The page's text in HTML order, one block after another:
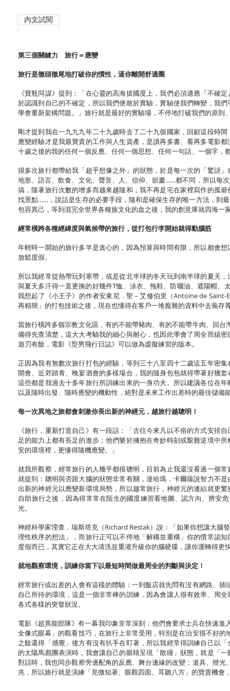
內文試閱
第三個關鍵力 旅行＝應變
旅行是徹頭徹尾地打破你的慣性，逼你離開舒適圈
《寶瓶同謀》提到：「在心靈的高海拔國度上，我們必須適應『不確
於認識到自己的不確定，所以我們便敢於實驗，實驗使我們轉變，我
學會重新架構問題。」旅行就是最好的實驗場，不停地打破我們的原
剛才提到我在一九九九年二十九歲時去了二十九個國家，回顧這段時
應變經驗才是我最寶貴的工作與人生資產，是讀再多書、看再多電影
十歲之後的我的任何一個反應、任何一個思想、任何一句話、一個字，
很多次旅行都帶給我「超乎想像之外」的狀態，於是每一次的「驚訝
地形、語言、飲食、文化、聲音、人、信仰、節慶……都不同，所以每
搞，隨著旅行次數的增多而越來越隨和，我不再是宅在家裡寫作的孤
找景點……，說話是生存的必要手段，隨和是確保生存的唯一方法，到
包容異己，等到混完全世界各種族文化的血之後，我的創意庫就四海一
經常橫跨各種經緯度與氣候帶的旅行，從打包行李開始就得動腦筋
年輕時一開始的旅行多半是貪心的，因為預算與時間有限，所以都會
放鬆度假。
所以我經常從熱帶玩到寒帶，或是從北半球的冬天玩到南半球的夏天
與夏天多汗得一直更換的好幾件T恤、泳衣、拖鞋、防曬油、遮陽帽
我想起了《小王子》的作者安東尼．聖－艾修伯里（Antoine de
再精簡」的打包技術之後，現在也懂得在客戶一堆龐雜的資料中去蕪
當旅行橫跨多個宗教文化區，有的不能帶豬肉、有的不能帶牛肉、回
備得先查清楚，這大大考驗我的細心與耐心，也因此學會了周全而縝
遊刃有餘，電影《型男飛行日誌》可以做為虛擬練習的版本。
正因為我有無數次旅行打包的經驗，等到三十八至四十二歲這五年密
開會、近郊踏青、晚宴酒會的多樣場合，我的隨身包包就得帶著好幾
這些都是我過去十多年旅行所訓練出來的一身功夫。所以建議各位在
以及隨時出發、隨時應變的機動性，絕對是未來工作出差時的最佳儲備
每一次異地之旅都會刺激你長出新的神經元，越旅行越聰明！
《旅行，重新打造自己》有一段話：「古往今來凡以不俗的方式安排
足的能力上都有長足的進步；他們樂於擁抱在奇妙時刻或艱難逆境中
安的環境裡，更懂得隨機應變。」
就我所觀察，經常旅行的人幾乎都很聰明，目前為止我還沒看過一個
就提到：聰明與否跟大腦的狀態非常有關，達哈瑪．卡爾薩說智力不
出新的神經元以應變新環境局勢，所以越常旅行，神經元的連結就更
自助旅行之後，因為得常常在陌生的國度練習看地圖、認方向、辨
光。
神經科學家理查．瑞斯塔克（Richard Restak）說：「如果你想讓大
理性秩序的想法」，而旅行正可以不停地「解構並重構」你的慣常認
度假而已，其實它正在大大清洗並重灌升級你的腦硬碟，讓你運轉得更
就地觀察環境，訓練你當下以最短時間做最周全的判斷與決定！
經常旅行或出差的人會有這樣的體驗：一到飯店就先問有沒有網路、
自己所待的環境，這是一個非常棒的訓練，因為會讓人很有效率、周
各式各樣的突發狀況。
電影《超異能部隊》有一幕我印象非常深刻：他們會要求士兵在快速
全像式眼幕」的觀看技巧，在旅行上非常受用，特別是在治安很不好
之餘還得「感覺」後方有沒有扒手在盯著，所以我經常得訓練自己以
的太陽馬戲團表演時，我會讓自己的眼睛呈現「散瞳」狀態，就是「
對話時，我也同步觀察旁邊配角的反應、舞台邊緣的改變：道具、燈
兆，所以旅行就是演練「見微知著、眼觀四面、耳聽八方」的寶貴機會